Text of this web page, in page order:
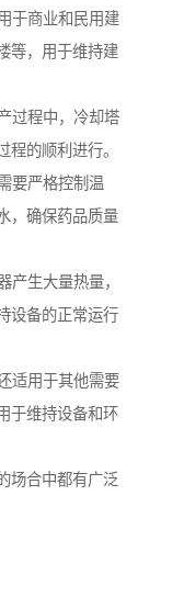
于商业和民用建
等，用于维持建
过程中，冷却塔
程的顺利进行。
要严格控制温
，确保药品质量
产生大量热量，
设备的正常运行
适用于其他需要
于维持设备和环
场合中都有广泛